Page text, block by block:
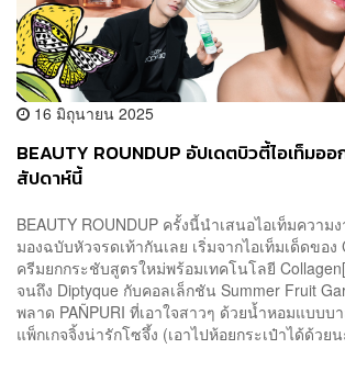
16 มิถุนายน 2025
BEAUTY ROUNDUP อัปเดตบิวตี้ไอเท็มออ
สัปดาห์นี้
BEAUTY ROUNDUP ครั้งนี้นำเสนอไอเท็มควา
มองฉบับหัวจรดเท้ากันเลย เริ่มจากไอเท็มเด็ดของ
ครีมยกกระชับสูตรใหม่พร้อมเทคโนโลยี
จนถึง Diptyque กับคอลเล็กชัน Summer Fruit
พลาด PAÑPURI ที่เอาใจสาวๆ ด้วยน้ำหอมแบบบ
แพ็กเกจจิ้งน่ารักโซจึ้ง (เอาไปห้อยกระเป๋าได้ด้วย